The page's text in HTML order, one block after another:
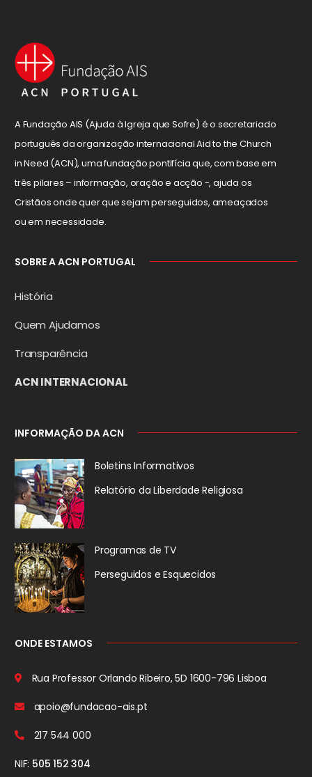
A Fundação AIS (Ajuda à Igreja que Sofre) é o secretariado
português da organização internacional Aid to the Church
in Need (ACN), uma fundação pontifícia que, com base em
três pilares – informação, oração e acção -, ajuda os
Cristãos onde quer que sejam perseguidos, ameaçados
ou em necessidade.
SOBRE A ACN PORTUGAL
História
Quem Ajudamos
Transparência
ACN INTERNACIONAL
INFORMAÇÃO DA ACN
Boletins Informativos
Relatório da Liberdade Religiosa
Programas de TV
Perseguidos e Esquecidos
ONDE ESTAMOS
Rua Professor Orlando Ribeiro, 5D 1600-796 Lisboa
apoio@fundacao-ais.pt
217 544 000
NIF: 505 152 304